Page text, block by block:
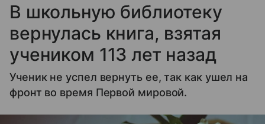
В школьную библиотеку
вернулась книга, взятая
учеником 113 лет назад
Ученик не успел вернуть ее, так как ушел на
фронт во время Первой мировой.